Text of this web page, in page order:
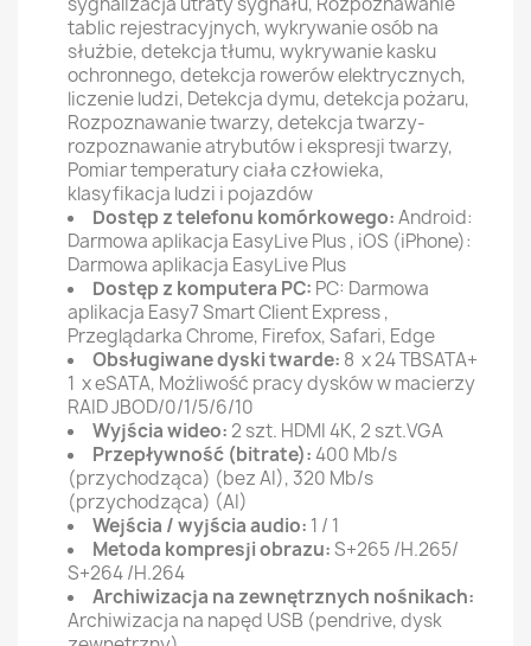
tablic rejestracyjnych, wykrywanie osób na
służbie, detekcja tłumu, wykrywanie kasku
ochronnego, detekcja rowerów elektrycznych,
liczenie ludzi, Detekcja dymu, detekcja pożaru,
Rozpoznawanie twarzy, detekcja twarzy-
rozpoznawanie atrybutów i ekspresji twarzy,
Pomiar temperatury ciała człowieka,
klasyfikacja ludzi i pojazdów
Dostęp z telefonu komórkowego:Android:
Darmowa aplikacja EasyLive Plus , iOS (iPhone):
Darmowa aplikacja EasyLive Plus
Dostęp z komputera PC: PC: Darmowa
aplikacja Easy7 Smart Client Express ,
Przeglądarka Chrome, Firefox, Safari, Edge
Obsługiwane dyski twarde: 8 x 24 TBSATA+
1 x eSATA, Możliwość pracy dysków w macierzy
RAID JBOD/0/1/5/6/10
Wyjścia wideo:2 szt. HDMI 4K, 2 szt.VGA
Przepływność (bitrate):400 Mb/s
(przychodząca) (bez AI), 320 Mb/s
(przychodząca) (AI)
Wejścia / wyjścia audio: 1 / 1
Metoda kompresji obrazu:S+265 /H.265/
S+264 /H.264
Archiwizacja na zewnętrznych nośnikach:
Archiwizacja na napęd USB (pendrive, dysk